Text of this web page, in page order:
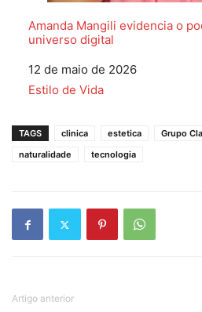
Amanda Mangili evidencia o
universo digital
Data
12 de maio de 2026
Em relação a
Estilo de Vida
TAGS clinica estetica Grupo
naturalidade
tecnologia
Artigo anterior